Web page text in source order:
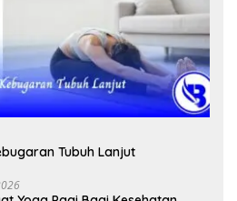
Tubuh Lanjut